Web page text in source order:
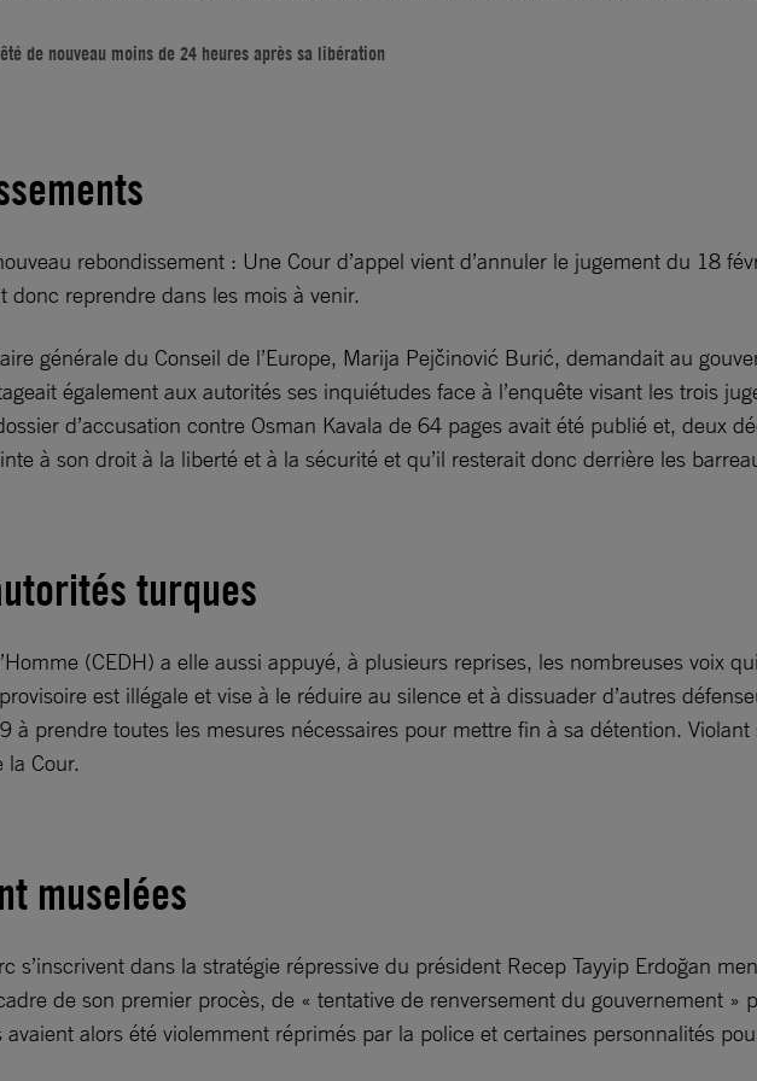
de nouveau moins de 24 heures après sa libération
rebondissement : Une Cour d’appel vient d’annuler le jugement du 18
reprendre dans les mois à venir.
générale du Conseil de l’Europe, Marija Pejčinović Burić, demandait au
également aux autorités ses inquiétudes face à l’enquête visant les trois
d’accusation contre Osman Kavala de 64 pages avait été publié et, deux
à son droit à la liberté et à la sécurité et qu’il resterait donc derrière les
turques
(CEDH) a elle aussi appuyé, à plusieurs reprises, les nombreuses voix
est illégale et vise à le réduire au silence et à dissuader d’autres
prendre toutes les mesures nécessaires pour mettre fin à sa détention.
la Cour.
muselées
s’inscrivent dans la stratégie répressive du président Recep Tayyip Erdoğan
de son premier procès, de « tentative de renversement du gouvernement
avaient alors été violemment réprimés par la police et certaines personnalités